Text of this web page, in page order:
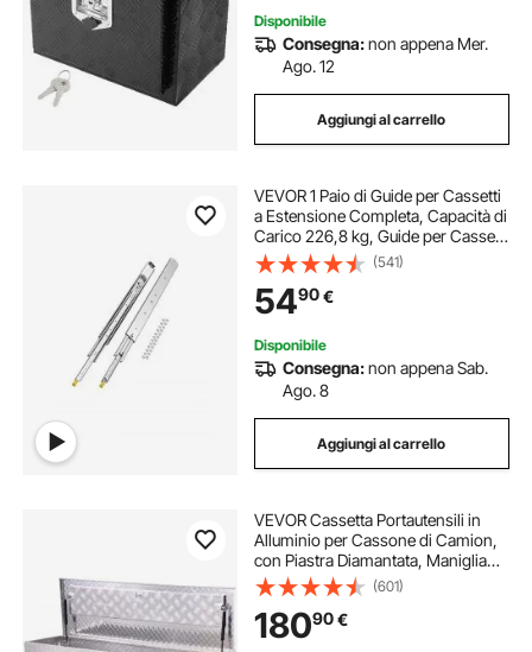
Disponibile
Consegna:non appena Mer.
Ago. 12
Aggiungi al carrello
VEVOR 1 Paio di Guide per Cassetti
a Estensione Completa, Capacità di
Carico 226,8 kg, Guide per Cassetti
con Bloccaggio, Cuscinetti a Sfera
con Guida Scorrevole, 945 x 76 x
19,5 mm
(541)
5490€
Disponibile
Consegna:non appena Sab.
Ago. 8
Aggiungi al carrello
VEVOR Cassetta Portautensili in
Alluminio per Cassone di Camion,
con Piastra Diamantata, Maniglia
Laterale e Chiavi di Blocco,
Organizzatore per Rimorchi,
Camper, 1244,6 x 381 x 381 mm,
Argento
(601)
18090€